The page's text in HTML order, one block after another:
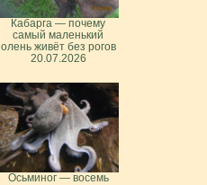
Кабарга — почему
самый маленький
олень живёт без рогов
20.07.2026
Осьминог — восемь